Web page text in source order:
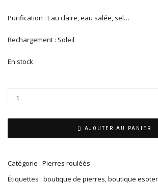
Purification : Eau claire, eau salée, sel…
Rechargement : Soleil
En stock
AJOUTER AU PANIER
Catégorie : Pierres rouléés
Étiquettes : boutique de pierres,boutique